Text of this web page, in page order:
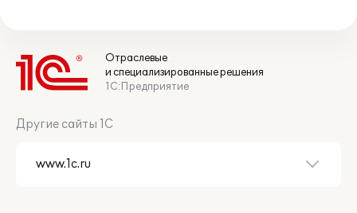
Отраслевые
и специализированные решения
1С:Предприятие
Другие сайты 1С